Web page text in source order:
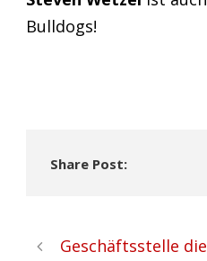
Bulldogs!
Share Post:
Geschäftsstelle